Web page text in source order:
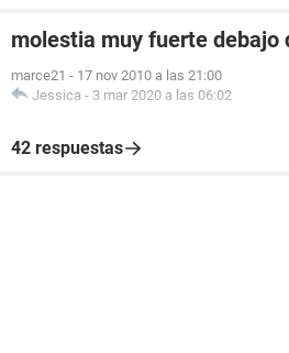
molestia muy fuerte debajo
marce21 - 17 nov 2010 a las 21:00
Jessica - 3 mar 2020 a las 06:02
42 respuestas